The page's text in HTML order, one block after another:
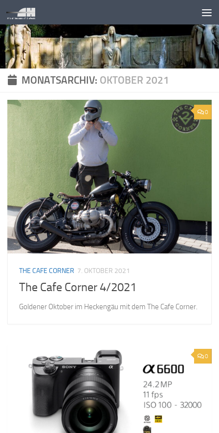
Unter dem Inhalt
MONATSARCHIV: OKTOBER 2021
0
THE CAFE CORNER 7. OKTOBER 2021
The Cafe Corner 4/2021
Goldener Oktober im Heckengäu mit dem The Cafe Corner.
0